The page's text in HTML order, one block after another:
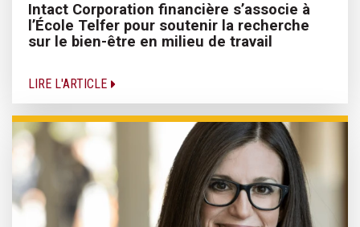
Intact Corporation financière s’associe à
l’École Telfer pour soutenir la recherche
sur le bien-être en milieu de travail
LIRE L'ARTICLE